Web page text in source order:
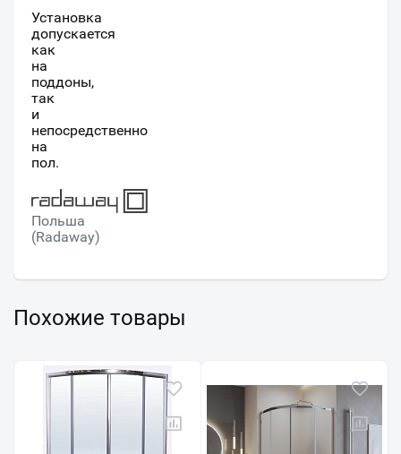
Установка
допускается
как
на
поддоны,
так
и
непосредственно
на
пол.
Польша
(Radaway)
Похожие товары